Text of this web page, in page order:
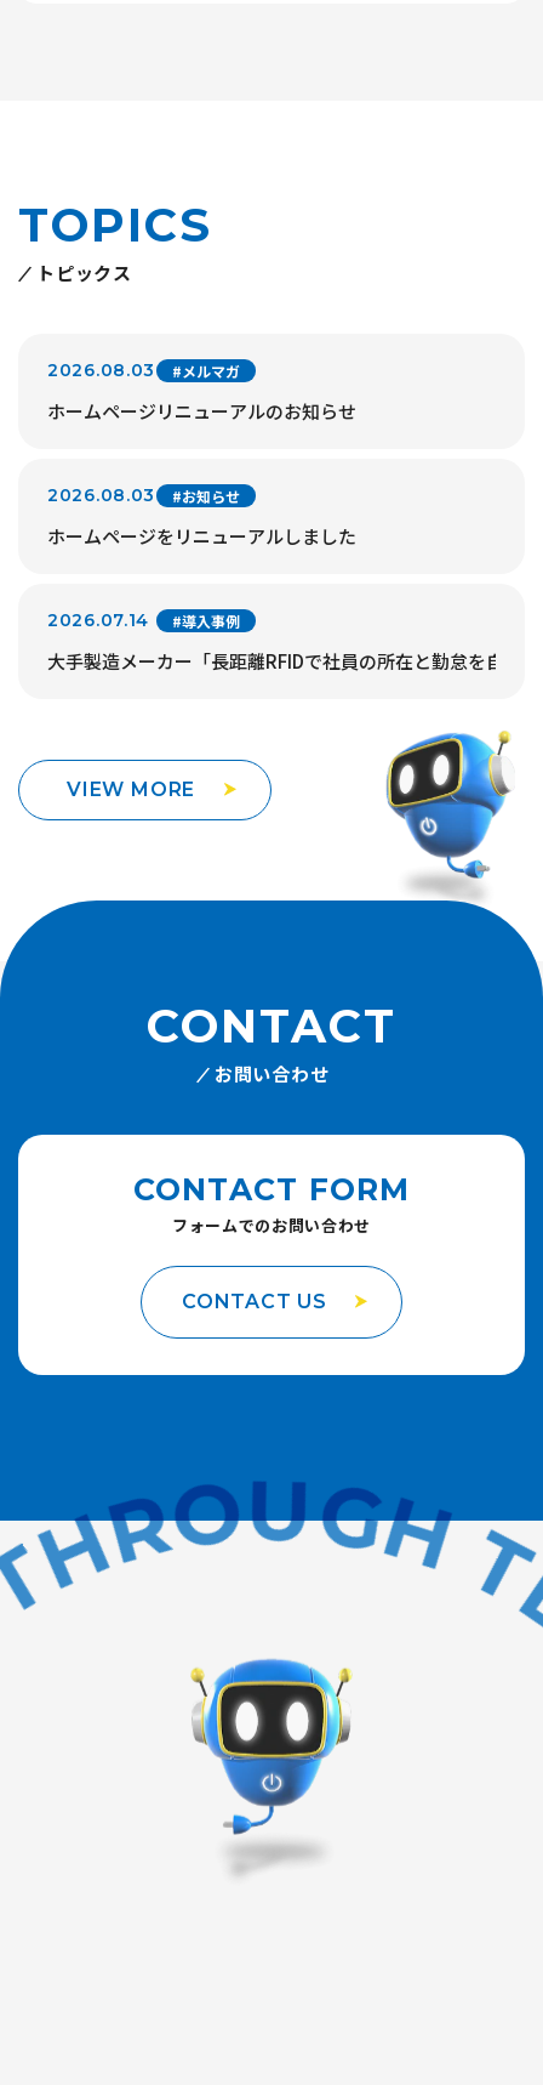
TOPICS
トピックス
2026.08.03 #メルマガ
ホームページリニューアルのお知らせ
2026.08.03 #お知らせ
ホームページをリニューアルしました
2026.07.14 #導入事例
大手製造メーカー「長距離RFIDで社員の所在と勤怠を自動
VIEW MORE
CONTACT
お問い合わせ
CONTACT FORM
フォームでのお問い合わせ
CONTACT US